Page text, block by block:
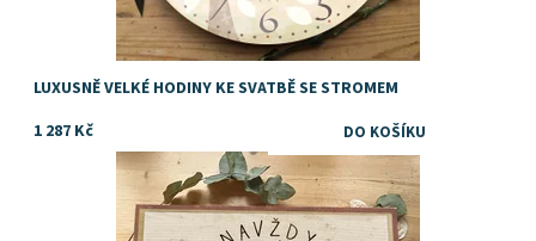
LUXUSNĚ VELKÉ HODINY KE SVATBĚ SE STROMEM
1 287 Kč
Tip na orginální svatební dárek
Skladem